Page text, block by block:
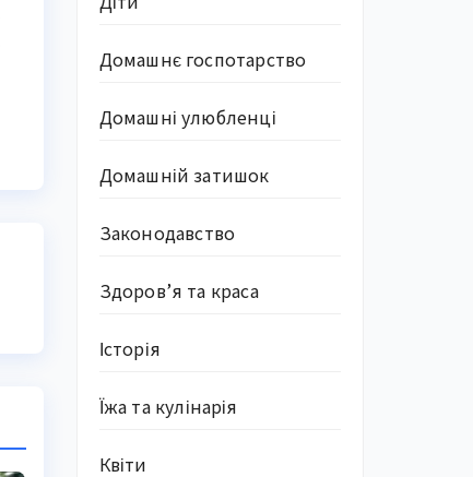
Домашнє госпотарство
Домашні улюбленці
Домашній затишок
Законодавство
Здоров’я та краса
Історія
Їжа та кулінарія
Квіти